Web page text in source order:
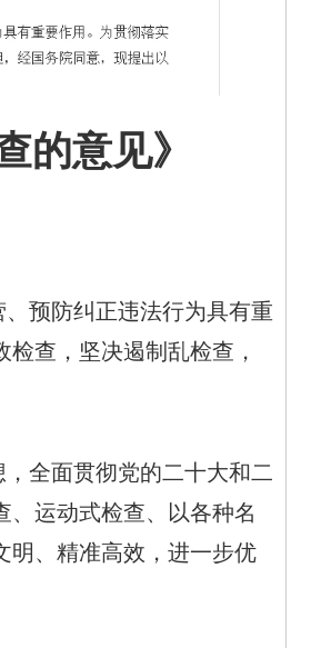
的意见》
预防纠正违法行为具有重
查，坚决遏制乱检查，
全面贯彻党的二十大和二
运动式检查、以各种名
明、精准高效，进一步优